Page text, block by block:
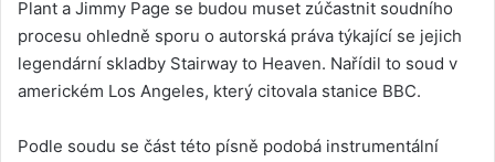
Plant a Jimmy Page se budou muset zúčastnit soudního
procesu ohledně sporu o autorská práva týkající se jejich
legendární skladby Stairway to Heaven. Nařídil to soud v
americkém Los Angeles, který citovala stanice BBC.
Podle soudu se část této písně podobá instrumentální